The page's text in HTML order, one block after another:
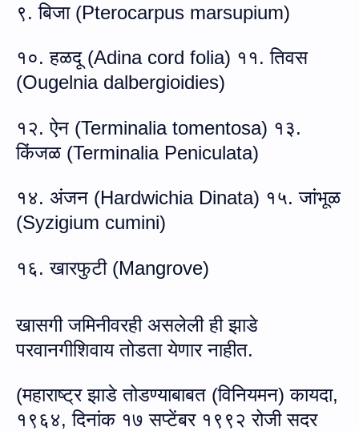
९. बिजा (Pterocarpus marsupium)
१०. हळदू (Adina cord folia) ११. तिवस
(Ougelnia dalbergioidies)
१२. ऐन (Terminalia tomentosa) १३.
किंजळ (Terminalia Peniculata)
१४. अंजन (Hardwichia Dinata) १५. जांभूळ
(Syzigium cumini)
१६. खारफुटी (Mangrove)
खासगी जमिनीवरही असलेली ही झाडे
परवानगीशिवाय तोडता येणार नाहीत.
(महाराष्ट्र झाडे तोडण्याबाबत (विनियमन)कायदा,
१९६४, दिनांक १७ सप्टेंबर १९९२ रोजीसदर